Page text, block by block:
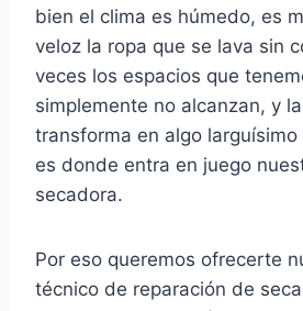
bien el clima es húmedo, es
veloz la ropa que se lava sin
veces los espacios que
simplemente no alcanzan, y
transforma en algo
es donde entra en juego
secadora.
Por eso queremos ofrecerte
técnico de reparación de